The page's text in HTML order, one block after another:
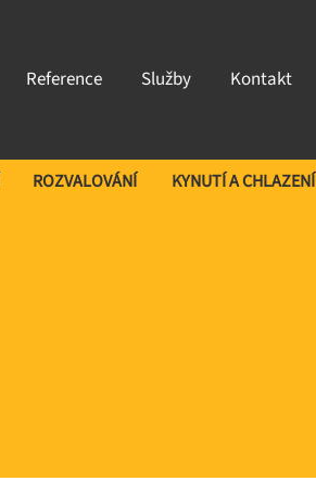
Reference Služby Kontakt
ROZVALOVÁNÍ KYNUTÍ A CHLAZENÍ